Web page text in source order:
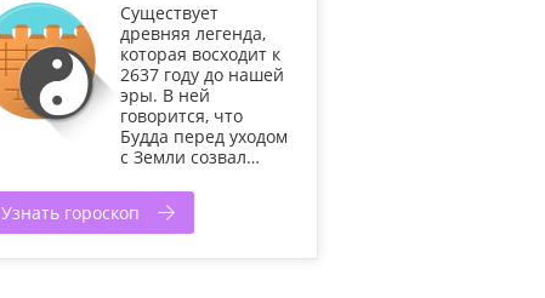
Существует
древняя легенда,
которая восходит к
2637 году до нашей
эры. В ней
говорится, что
Будда перед уходом
с Земли созвал…
Узнать гороскоп